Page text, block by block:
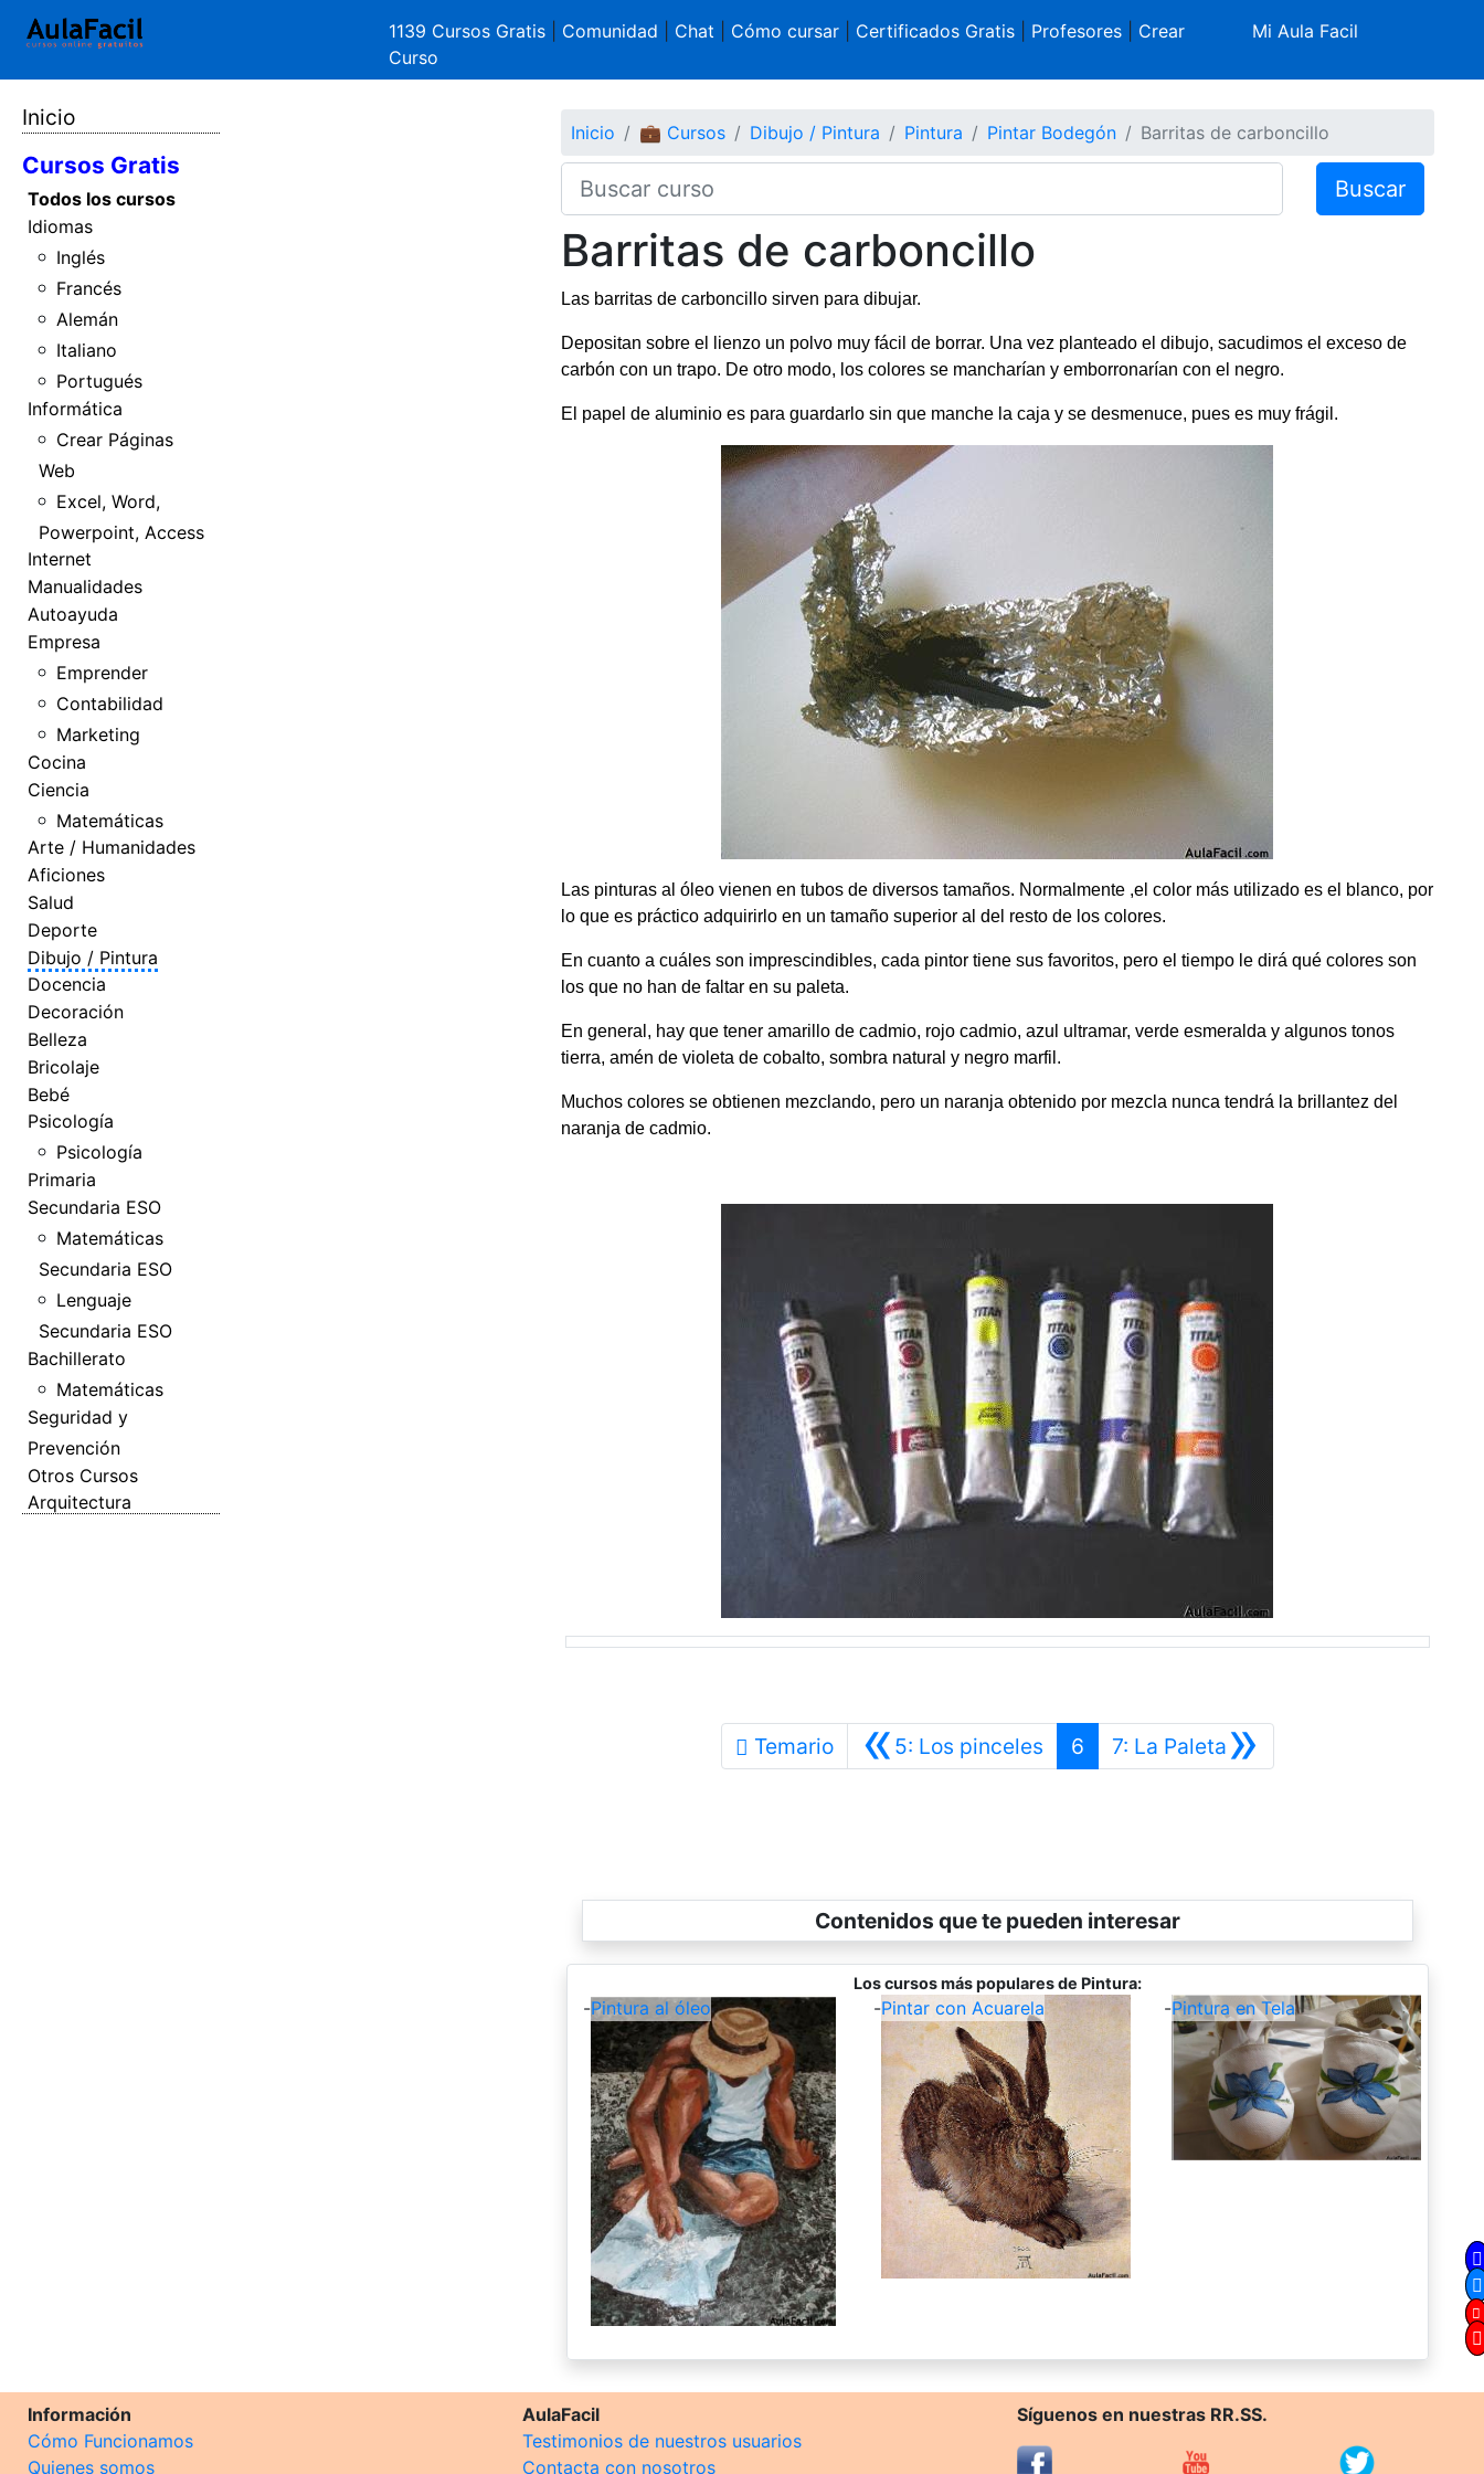
1139 Cursos Gratis Comunidad Chat Cómo cursar| Certificados Gratis| Profesores| Crear
Curso
Mi Aula Facil
Inicio
Cursos Gratis
Todos los cursos
Idiomas
Inglés
Francés
Alemán
Italiano
Portugués
Informática
Crear Páginas
Web
Excel, Word,
Powerpoint, Access
Internet
Manualidades
Autoayuda
Empresa
Emprender
Contabilidad
Marketing
Cocina
Ciencia
Matemáticas
Arte / Humanidades
Aficiones
Salud
Deporte
Dibujo / Pintura
Docencia
Decoración
Belleza
Bricolaje
Bebé
Psicología
Psicología
Primaria
Secundaria ESO
Matemáticas
Secundaria ESO
Lenguaje
Secundaria ESO
Bachillerato
Matemáticas
Seguridad y
Prevención
Otros Cursos
Arquitectura
Inicio 💼 Cursos Dibujo / Pintura Pintura Pintar Bodegón Barritas de carboncillo
Buscar
Barritas de carboncillo
Las barritas de carboncillo sirven para dibujar.
Depositan sobre el lienzo un polvo muy fácil de borrar. Una vez planteado el dibujo, sacudimos el exceso de
carbón con un trapo. De otro modo, los colores se mancharían y emborronarían con el negro.
El papel de aluminio es para guardarlo sin que manche la caja y se desmenuce, pues es muy frágil.
Las pinturas al óleo vienen en tubos de diversos tamaños. Normalmente ,el color más utilizado es el blanco, por
lo que es práctico adquirirlo en un tamaño superior al del resto de los colores.
En cuanto a cuáles son imprescindibles, cada pintor tiene sus favoritos, pero el tiempo le dirá qué colores son
los que no han de faltar en su paleta.
En general, hay que tener amarillo de cadmio, rojo cadmio, azul ultramar, verde esmeralda y algunos tonos
tierra, amén de violeta de cobalto, sombra natural y negro marfil.
Muchos colores se obtienen mezclando, pero un naranja obtenido por mezcla nunca tendrá la brillantez del
naranja de cadmio.
Temario «5: Los pincelesAnterior
6 »
7: La PaletaSiguiente
Contenidos que te pueden interesar
Los cursos más populares de Pintura:
-Pintura al óleo -Pintar con Acuarela -Pintura en Tela
Información
Cómo Funcionamos
Quienes somos
AulaFacil
Testimonios de nuestros usuarios
Contacta con nosotros
Síguenos en nuestras RR.SS.